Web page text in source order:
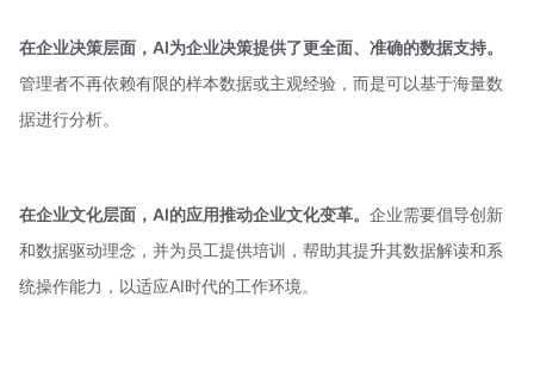
在企业决策层面，AI为企业决策提供了更全面、准确的数据支持。
管理者不再依赖有限的样本数据或主观经验，而是可以基于海量数
据进行分析。
在企业文化层面，AI的应用推动企业文化变革。 企业需要倡导创新
和数据驱动理念，并为员工提供培训，帮助其提升其数据解读和系
统操作能力，以适应AI时代的工作环境。